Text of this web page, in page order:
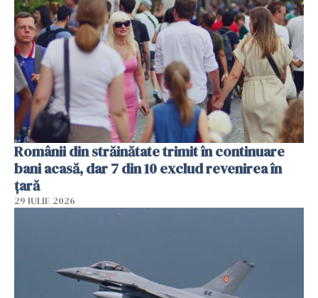
Românii din străinătate trimit în continuare
bani acasă, dar 7 din 10 exclud revenirea în
țară
29 IULIE 2026